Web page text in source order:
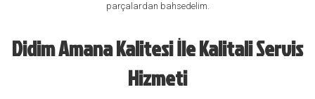
parçalardan bahsedelim.
Didim Amana Kalitesi İle Kalitali Servis
Hizmeti